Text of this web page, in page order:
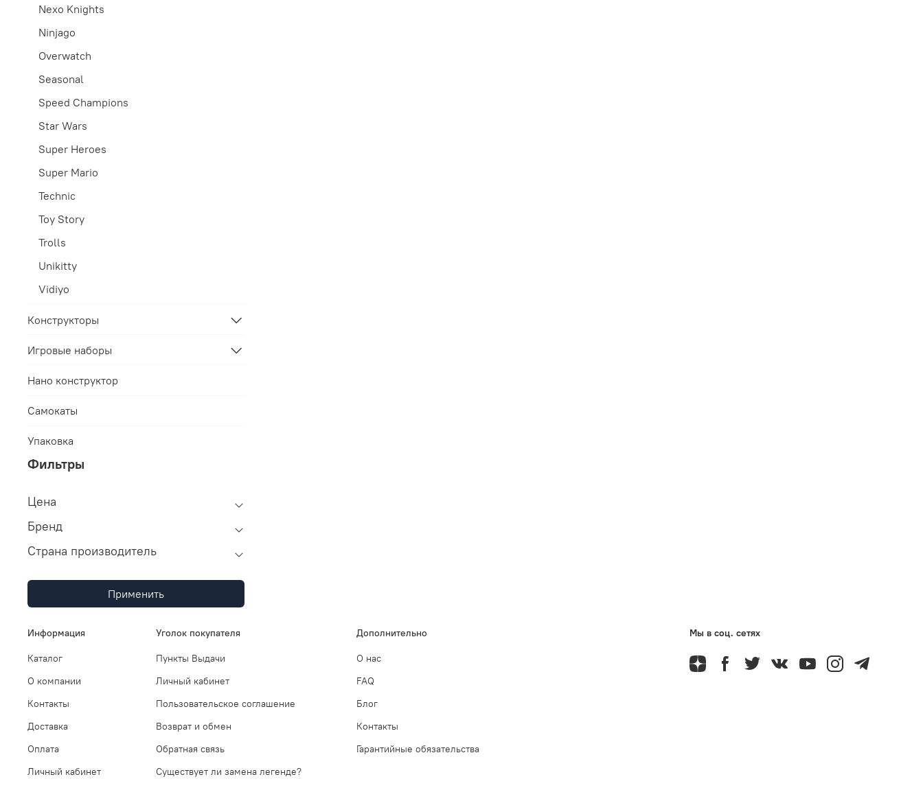
Nexo Knights
Ninjago
Overwatch
Seasonal
Speed Champions
Star Wars
Super Heroes
Super Mario
Technic
Toy Story
Trolls
Unikitty
Vidiyo
Конструкторы
Игровые наборы
Нано конструктор
Самокаты
Упаковка
Фильтры
Цена
Бренд
Страна производитель
Применить
Информация
Каталог
О компании
Контакты
Доставка
Оплата
Личный кабинет
Уголок покупателя
Пункты Выдачи
Личный кабинет
Пользовательское соглашение
Возврат и обмен
Обратная связь
Существует ли замена легенде?
Дополнительно
О нас
FAQ
Блог
Контакты
Гарантийные обязательства
Мы в соц. сетях